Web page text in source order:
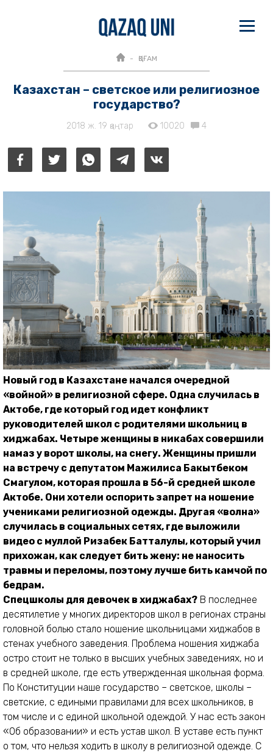
ҚОҒАМ
Казахстан – светское или религиозное
государство?
2018 ж. 19 қаңтар 10020 4
Новый год в Казахстане начался очередной
«войной» в религиозной сфере. Одна случилась в
Актобе, где который год идет конфликт
руководителей школ с родителями школьниц в
хиджабах. Четыре женщины в никабах совершили
намаз у ворот школы, на снегу. Женщины пришли
на встречу с депутатом Мажилиса Бакытбеком
Смагулом, которая прошла в 56-й средней школе
Актобе. Они хотели оспорить запрет на ношение
учениками религиозной одежды. Другая «волна»
случилась в социальных сетях, где выложили
видео с муллой Ризабек Батталулы, который учил
прихожан, как следует бить жену: не наносить
травмы и переломы, поэтому лучше бить камчой по
бедрам.
Спецшколы для девочек в хиджабах? В последнее
десятилетие у многих директоров школ в регионах страны
головной болью стало ношение школьницами хиджабов в
стенах учебного заведения. Проблема ношения хиджаба
остро стоит не только в высших учебных заведениях, но и
в средней школе, где есть утвержденная школьная форма.
По Конституции наше государство – светское, школы –
светские, с едиными правилами для всех школьников, в
том числе и с единой школьной одеждой. У нас есть закон
«Об образовании» и есть устав школ. В уставе есть пункт
о том, что нельзя ходить в школу в религиозной одежде. С